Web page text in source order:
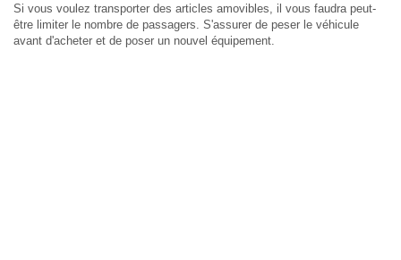
Si vous voulez transporter des articles amovibles, il vous faudra peut-
être limiter le nombre de passagers. S'assurer de peser le véhicule
avant d'acheter et de poser un nouvel équipement.